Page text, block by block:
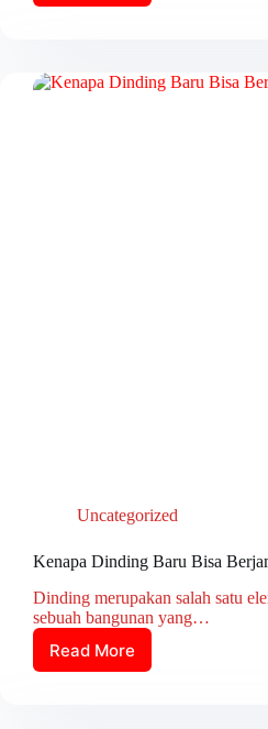
Uncategorized
Kenapa Dinding Baru Bisa
Dinding merupakan salah satu
sebuah bangunan yang…
Read More